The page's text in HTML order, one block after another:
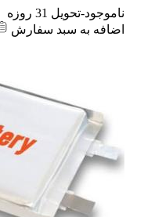
ناموجود-تحویل 31 روزه
اضافه به سبد سفارش